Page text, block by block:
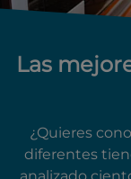
Las
¿Quieres
diferentes
analizado